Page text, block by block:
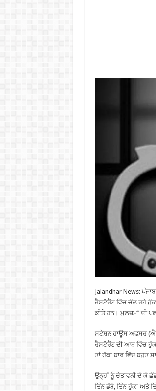
Jalandhar News:
ਰੈਸਟੋਰੈਂਟ ਵਿੱਚ ਚੱਲ ਰਹੇ
ਕੀਤੇ ਹਨ। ਮੁਲਜ਼ਮਾਂ ਦੀ
ਸਟੇਸ਼ਨ ਹਾਊਸ ਅਫਸਰ
ਰੈਸਟੋਰੈਂਟ ਦੀ ਆੜ ਵਿੱਚ
ਤਾਂ ਹੁੱਕਾ ਬਾਰ ਵਿੱਚ ਬਹੁਤ
ਉਨ੍ਹਾਂ ਨੂੰ ਚੇਤਾਵਨੀ ਦੇ ਕੇ
ਤਿੰਨ ਡੱਬੇ, ਤਿੰਨ ਹੁੱਕਾ ਅਤੇ